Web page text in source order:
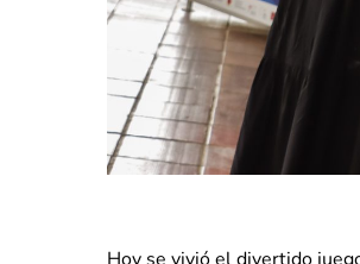
Hoy se vivió el divertido